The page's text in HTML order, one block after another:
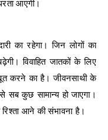
आएगी।
का रहेगा। जिन लोगों का
विवाहित जातकों के लिए
करने का है। जीवनसाथी के
कुछ सामान्य हो जाएगा।
आने की संभावना है।